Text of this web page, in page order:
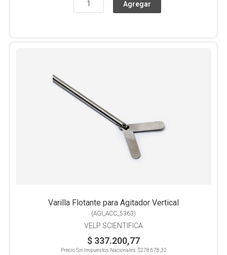
Varilla Flotante para Agitador Vertical
(AGI_ACC_5363)
VELP SCIENTIFICA
$ 337.200,77
Precio Sin Impuestos Nacionales:$278.678,32